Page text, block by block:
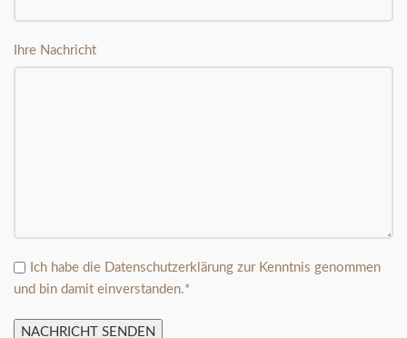
Ihre Nachricht
Ich habe die Datenschutzerklärung zur Kenntnis genommen
und bin damit einverstanden.*